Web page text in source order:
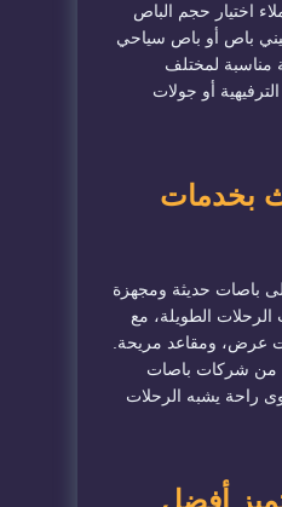
اختيار حجم الباص
باص أو باص سياحي
مناسبة لمختلف
أو جولات
بخدمات
باصات حديثة ومجهزة
الرحلات الطويلة، مع
عرض، ومقاعد مريحة.
من شركات باصات
راحة يشبه الرحلات
أفضل